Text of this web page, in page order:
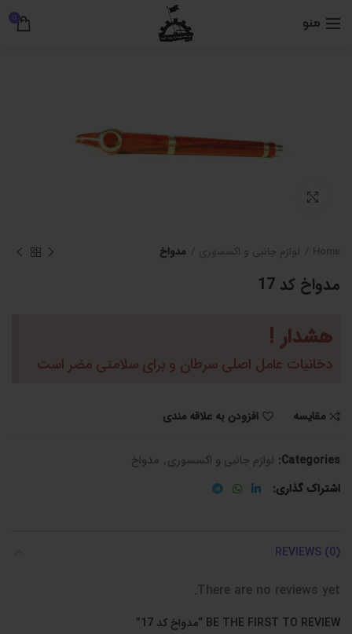
منو 0
مدواخ
مدواخ کد 17
هشدار !
دخانیات عامل اصلی سرطان و برای سلامتی مضر است
مقایسه افزودن به علاقه مندی
Categories: لوازم جانبی و اکسسوری, مدواخ
اشتراک گذاری
REVIEWS (0)
There are no reviews yet.
BE THE FIRST TO REVIEW “مدواخ کد 17”